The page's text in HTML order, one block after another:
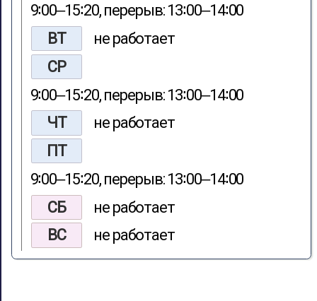
9∶00‒15∶20, перерыв: 13∶00‒14∶00
ВТ
не работает
СР
9∶00‒15∶20, перерыв: 13∶00‒14∶00
ЧТ
не работает
ПТ
9∶00‒15∶20, перерыв: 13∶00‒14∶00
СБ
не работает
ВС
не работает